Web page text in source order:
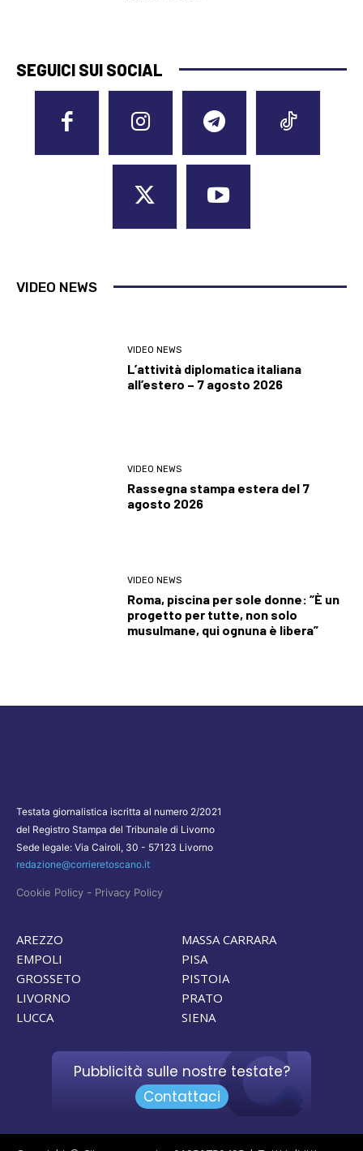
SEGUICI SUI SOCIAL
VIDEO NEWS
VIDEO NEWS
L’attività diplomatica italiana
all’estero – 7 agosto 2026
VIDEO NEWS
Rassegna stampa estera del 7
agosto 2026
VIDEO NEWS
Roma, piscina per sole donne: “È un
progetto per tutte, non solo
musulmane, qui ognuna è libera”
Testata giornalistica iscritta al numero 2/2021
del Registro Stampa del Tribunale di Livorno
Sede legale: Via Cairoli, 30 - 57123 Livorno
redazione@corrieretoscano.it
Cookie Policy - Privacy Policy
AREZZO
EMPOLI
GROSSETO
LIVORNO
LUCCA
MASSA CARRARA
PISA
PISTOIA
PRATO
SIENA
Pubblicità sulle nostre testate?
Contattaci